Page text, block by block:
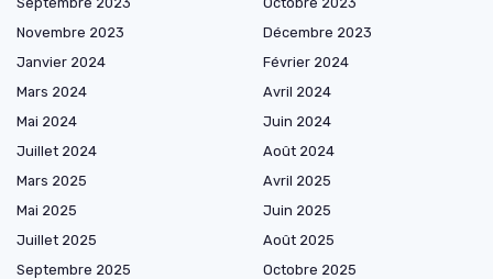
Novembre 2023
Décembre 2023
Janvier 2024
Février 2024
Mars 2024
Avril 2024
Mai 2024
Juin 2024
Juillet 2024
Août 2024
Mars 2025
Avril 2025
Mai 2025
Juin 2025
Juillet 2025
Août 2025
Septembre 2025
Octobre 2025